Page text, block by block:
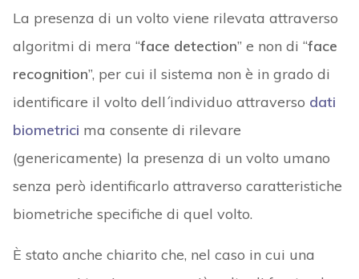
La presenza di un volto viene rilevata attraverso
algoritmi di mera “face detection” e non di “face
recognition”, per cui il sistema non è in grado di
identificare il volto dell´individuo attraverso dati
biometrici ma consente di rilevare
(genericamente) la presenza di un volto umano
senza però identificarlo attraverso caratteristiche
biometriche specifiche di quel volto.
È stato anche chiarito che, nel caso in cui una